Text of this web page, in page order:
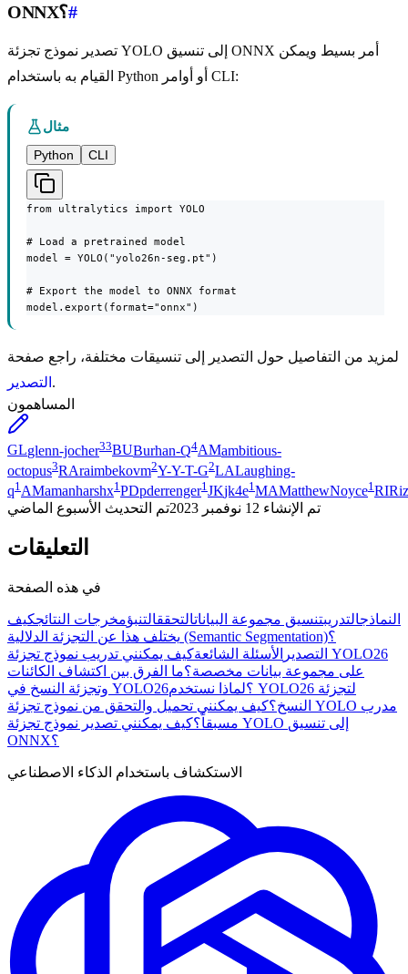
ONNX؟#
تصدير نموذج تجزئة YOLO إلى تنسيق ONNX أمر بسيط ويمكن
القيام به باستخدام Python أو أوامر CLI:
مثال
Python
CLI
from ultralytics import YOLO
# Load a pretrained model
model = YOLO("yolo26n-seg.pt")
# Export the model to ONNX format
model.export(format="onnx")
لمزيد من التفاصيل حول التصدير إلى تنسيقات مختلفة، راجع صفحة
التصدير .
المساهمون
GLglenn-jocher33BUBurhan-Q4AMambitious-
octopus3RAraimbekovm2Y-Y-T-G2LALaughing-
q1AMamanharshx1PDpderrenger1JKjk4e1MAMatthewNoyce1RI
تم الإنشاء 12 نوفمبر 2023 تم التحديث الأسبوع الماضي
التعليقات
في هذه الصفحة
النماذجالتدريبتنسيق مجموعة البياناتالتحققالتنبؤمخرجات النتائجكيف
يختلف هذا عن التجزئة الدلالية (Semantic Segmentation)؟
التصدير الأسئلة الشائعةكيف يمكنني تدريب نموذج تجزئة YOLO26
على مجموعة بيانات مخصصة؟ما الفرق بين اكتشاف الكائنات
وتجزئة النسخ في YOLO26؟لماذا نستخدم YOLO26 لتجزئة
النسخ؟كيف يمكنني تحميل والتحقق من نموذج تجزئة YOLO مدرب
مسبقاً؟كيف يمكنني تصدير نموذج تجزئة YOLO إلى تنسيق
ONNX؟
الاستكشاف باستخدام الذكاء الاصطناعي